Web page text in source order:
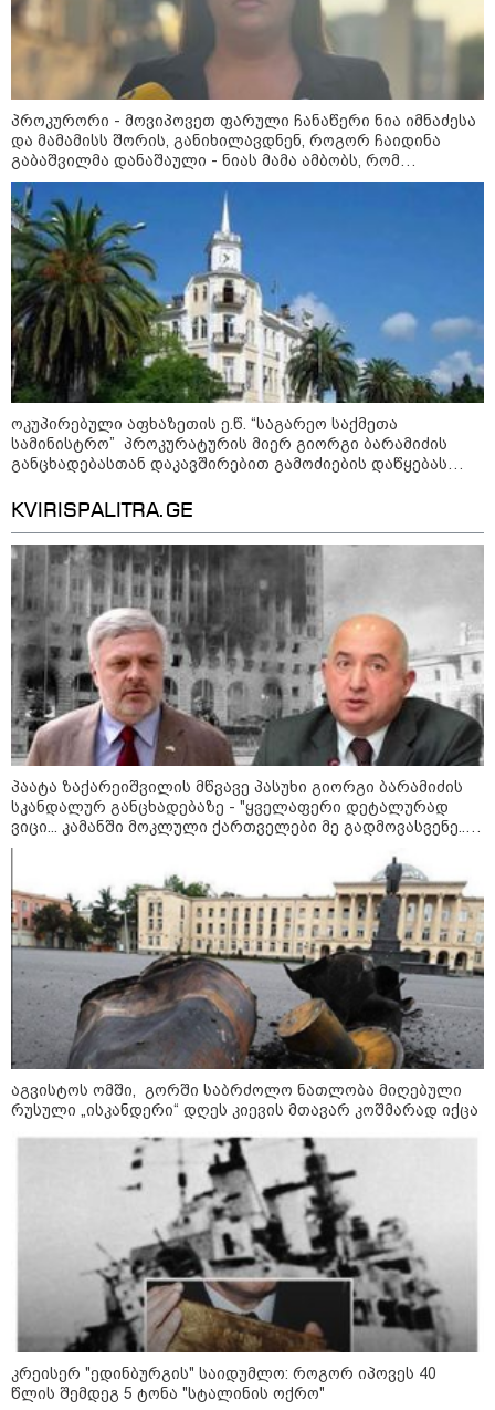
კატეგორიის ყველა სიახლე
„რიკოთის მსგავსი რთული
საინჟინრო ობიექტების მოვლა-
პატრონობა განსაკუთრებულ
პასუხისმგებლობას მოითხოვს“-
რატომ გახდა საჭირო გზების
მოვლა-პატრონობისთვის
სახელმწიფო კომპანიის შექმნა
„რუსთაველზე მდებარე
სასტუმროები 40-50%-იან
გაუქმებებს იღებენ, საკმაოდ დიდი
ზარალისკენ წავალთ - მეგონა,
ვიღაც მოიფიქრებდა და ბიზნესს
შეხვდებოდა“
„ფასები 2-3 წელში გაორმაგდება“
- ლოკაციები თბილისის
შემოგარენში, სადაც შესაძლოა,
სამართალი
11:40 / 07-08-2026
"დაკავებულია 3 პირი, რომლებიც
სისტემატურად ამზადებდნენ ცნობილი
ბრენდების ფალსიფიცირებულ ვისკისა და
სხვა ალკოჰოლურ სასმელებს" -
საგამოძიებო სამსახური
19:55 / 07-08-2026
"შევიწროებაზე ნია იმნაძემ
ინფორმაცია მიაწოდა
მშობლებს, კლასის
დამრიგებელს, ასევე,
ალექსანდრე გაბაშვილს - ასეთი
წარსული გამოცდილების
ადამიანისთვის ინფორმაციის
მიწოდება, რომ მასწავლებელი
პროკურორი - მოვიპოვეთ ფარული ჩანაწერი ნია იმნაძესა
და მამამისს შორის, განიხილავდნენ, როგორ ჩაიდინა
გაბაშვილმა დანაშაული - ნიას მამა ამბობს, რომ
არასწორად მოიქცა, თუმცა მამას ეუბნება, რომ
სხვანაირად ვერ მოიქცეოდა, თანამედროვე ეპოქაში
სხვანაირად ხდება
ოკუპირებული აფხაზეთის ე.წ. “საგარეო საქმეთა
სამინისტრო” პროკურატურის მიერ გიორგი ბარამიძის
განცხადებასთან დაკავშირებით გამოძიების დაწყებას
KVIRISPALITRA.GE
პაატა ზაქარეიშვილის მწვავე პასუხი გიორგი ბარამიძის
სკანდალურ განცხადებაზე - "ყველაფერი დეტალურად
ვიცი... კამანში მოკლული ქართველები მე გადმოვასვენე...
ბარამიძე კი ტყუის"
აგვისტოს ომში, გორში საბრძოლო ნათლობა მიღებული
რუსული „ისკანდერი“ დღეს კიევის მთავარ კოშმარად იქცა
კრეისერ "ედინბურგის" საიდუმლო: როგორ იპოვეს 40
წლის შემდეგ 5 ტონა "სტალინის ოქრო"